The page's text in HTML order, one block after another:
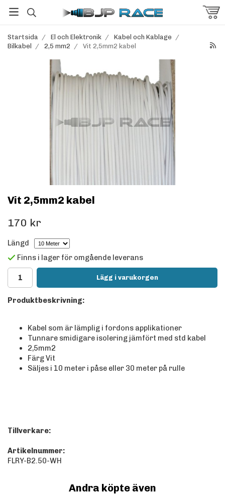
Startsida / El och Elektronik / Kabel och Kablage /
Bilkabel
/ 2,5 mm2 / Vit 2,5mm2 kabel
Vit 2,5mm2 kabel
170 kr
Längd
Finns i lager för omgående leverans
Lägg i varukorgen
Produktbeskrivning:
Kabel som är lämplig i fordons applikationer
Tunnare smidigare isolering jämfört med std kabel
2,5mm2
Färg Vit
Säljes i 10 meter i påse eller 30 meter på rulle
Tillverkare:
Artikelnummer:
FLRY-B2.50-WH
Andra köpte även